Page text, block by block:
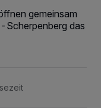
gemeinsam
Scherpenberg das